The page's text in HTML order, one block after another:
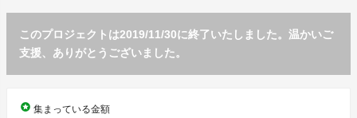
このプロジェクトは2019/11/30に終了いたしました。温かいご
支援、ありがとうございました。
stars 集まっている金額